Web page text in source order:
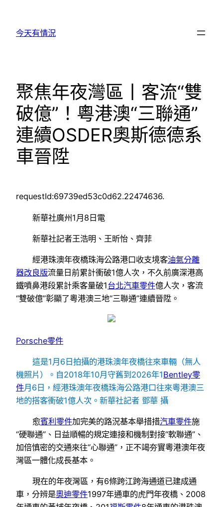
今天有情況
聚焦年夜灣區丨客流“雙
破億”！粵港澳“三聯通”
連續OSDER奧斯德德系
車晉陞
requestId:69739ed53c0d62.22474636.
新華社廣州1月8日電
新華社記者王浩明、王昕怡、齊菲
經港珠澳年夜橋珠海公路港口收支境客油氣分離
器改良版流量日前累計衝破1億人次，不久前廣深港高
鐵噴鼻港段累計乘客量破1台北汽車零件億人次，客流
“雙破億”彰顯了粵港澳三地“三聯通”連續晉陞。
Porsche零件
這是1月6日拍攝的港珠澳年夜橋往來車輛（無人
機照片）。自2018年10月守舊到2026年1Bentley零
件月6日，經港珠澳年夜橋珠海公路港口往來粵港澳三
地的搭客衝破1億人次。新華社記者 鄧華 攝
愈賓利零件加完美的路況基本舉措措汽車零件施
“硬聯通”、日益順暢的規定連接和機制對接“軟聯通”、
加倍慎密的交通來往“心聯通”，正不竭夯實粵港澳年夜
灣區一體化成長基本。
現在的年夜灣區，有6條跨江跨海通道已建成通
車，分辨是奧迪零件1997年通車的虎門年夜橋、2008